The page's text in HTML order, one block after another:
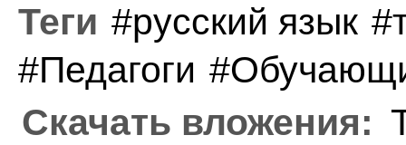
Теги
русский язык
Педагоги
Скачать вложения: